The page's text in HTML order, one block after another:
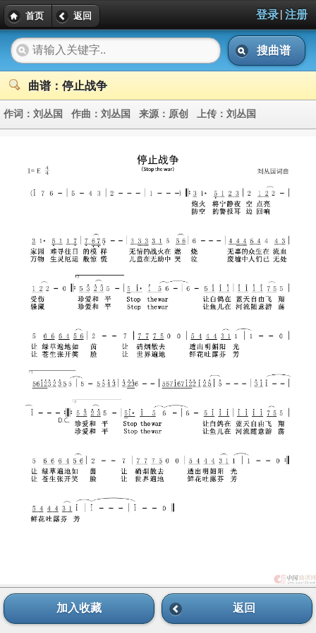
首页 返回 登录| 注册
搜曲谱
曲谱：停止战争
作词： 刘丛国 作曲： 刘丛国 来源： 原创 上传： 刘丛国
加入收藏 返回